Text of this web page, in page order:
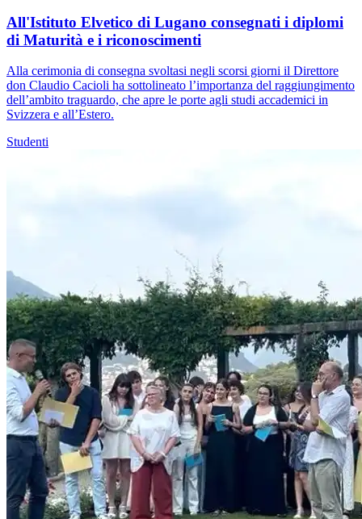
All'Istituto Elvetico di Lugano consegnati i diplomi
di Maturità e i riconoscimenti
Alla cerimonia di consegna svoltasi negli scorsi giorni il Direttore
don Claudio Cacioli ha sottolineato l’importanza del raggiungimento
dell’ambito traguardo, che apre le porte agli studi accademici in
Svizzera e all’Estero.
Studenti